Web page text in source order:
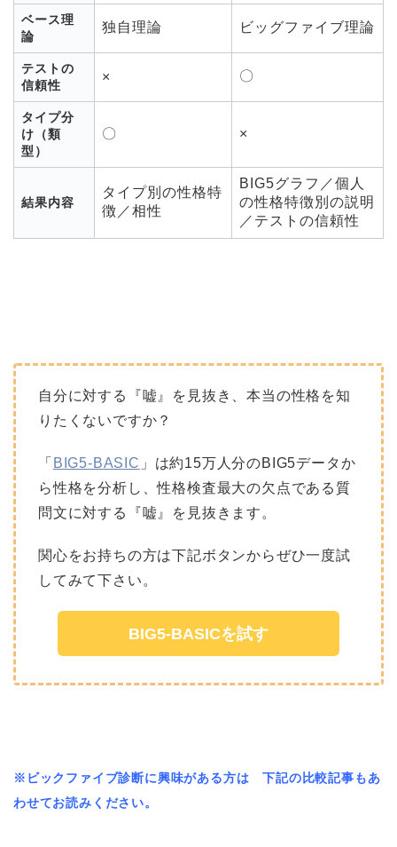
ベース理
論
独自理論 ビッグファイブ理論
テストの
信頼性
× 〇
タイプ分
け（類
型）
〇 ×
結果内容
タイプ別の性格特
徴／相性
BIG5グラフ／個人
の性格特徴別の説明
／テストの信頼性
自分に対する『嘘』を見抜き、本当の性格を知
りたくないですか？
「 BIG5-BASIC 」は約15万人分のBIG5データか
ら性格を分析し、性格検査最大の欠点である質
問文に対する『嘘』を見抜きます。
関心をお持ちの方は下記ボタンからぜひ一度試
してみて下さい。
BIG5-BASICを試す
※ビックファイブ診断に興味がある方は 下記の比較記事もあ
わせてお読みください。